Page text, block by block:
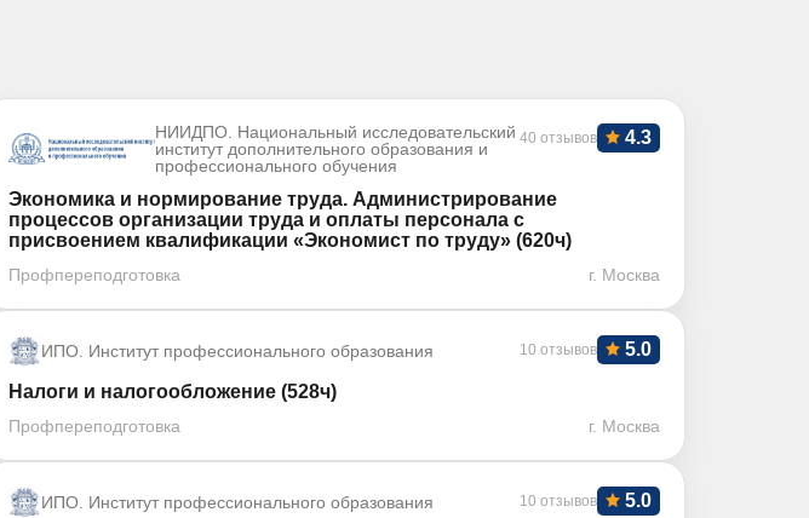
НИИДПО. Национальный исследовательский
институт дополнительного образования и
профессионального обучения
40 отзывов 4.3
Экономика и нормирование труда. Администрирование
процессов организации труда и оплаты персонала с
присвоением квалификации «Экономист по труду» (620ч)
Профпереподготовка г. Москва
ИПО. Институт профессионального образования 10 отзывов 5.0
Налоги и налогообложение (528ч)
Профпереподготовка г. Москва
ИПО. Институт профессионального образования 10 отзывов 5.0